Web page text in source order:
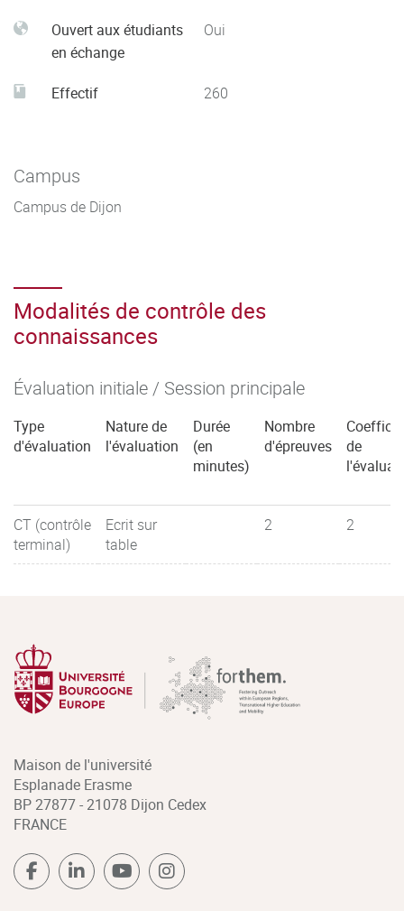
Ouvert aux étudiants
en échange
Oui
Effectif 260
Campus
Campus de Dijon
Modalités de contrôle des
connaissances
Évaluation initiale / Session principale
Type
d'évaluation
Nature de
l'évaluation
Durée
(en
minutes)
Nombre
d'épreuves
de
CT (contrôle
terminal)
Ecrit sur
table
2 2
Maison de l'université
Esplanade Erasme
BP 27877 - 21078 Dijon Cedex
FRANCE